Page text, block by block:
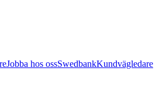
Jobba hos ossSwedbankKundvägledare